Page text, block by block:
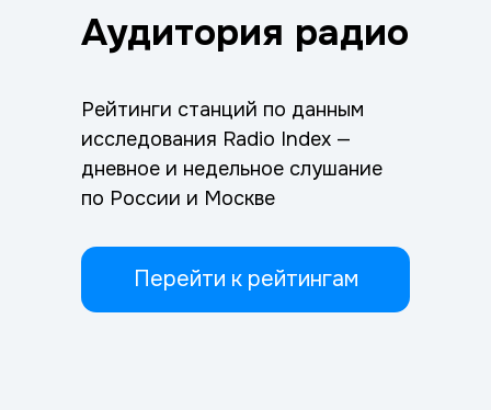
Перейти к рейтингам
Аудитория радио
Рейтинги станций по данным
исследования Radio Index —
дневное и недельное слушание
по России и Москве